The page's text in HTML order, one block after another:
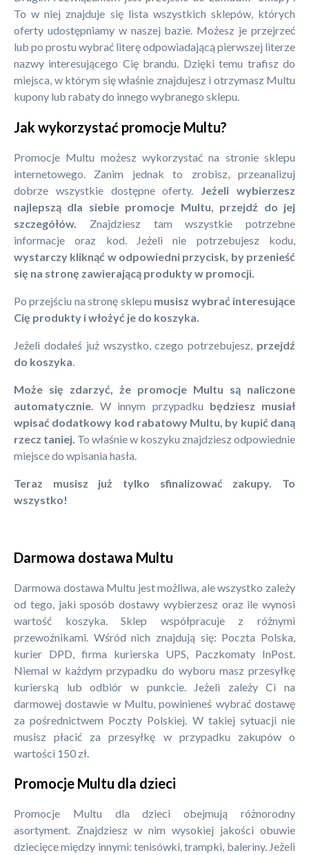
To w niej znajduje się lista wszystkich sklepów, których
oferty udostępniamy w naszej bazie. Możesz je przejrzeć
lub po prostu wybrać literę odpowiadającą pierwszej literze
nazwy interesującego Cię brandu. Dzięki temu trafisz do
miejsca, w którym się właśnie znajdujesz i otrzymasz Multu
kupony lub rabaty do innego wybranego sklepu.
Jak wykorzystać promocje Multu?
Promocje Multu możesz wykorzystać na stronie sklepu
internetowego. Zanim jednak to zrobisz, przeanalizuj
dobrze wszystkie dostępne oferty.
Jeżeli wybierzesz
najlepszą dla siebie promocje Multu, przejdź do jej
szczegółów. Znajdziesz tam wszystkie potrzebne
informacje oraz kod. Jeżeli nie potrzebujesz kodu,
wystarczy kliknąć w odpowiedni przycisk, by przenieść
się na stronę zawierającą produkty w promocji.
Po przejściu na stronę sklepu musisz wybrać interesujące
Cię produkty i włożyć je do koszyka.
Jeżeli dodałeś już wszystko, czego potrzebujesz, przejdź
do koszyka
Może się zdarzyć, że promocje Multu są naliczone
automatycznie.
W innym przypadku będziesz musiał
wpisać dodatkowy kod rabatowy Multu, by kupić daną
rzecz taniej. To właśnie w koszyku znajdziesz odpowiednie
miejsce do wpisania hasła.
Teraz musisz już tylko sfinalizować zakupy. To
wszystko!
Darmowa dostawa Multu
Darmowa dostawa Multu jest możliwa, ale wszystko zależy
od tego, jaki sposób dostawy wybierzesz oraz ile wynosi
wartość koszyka. Sklep współpracuje z różnymi
przewoźnikami. Wśród nich znajdują się: Poczta Polska,
kurier DPD, firma kurierska UPS, Paczkomaty InPost.
Niemal w każdym przypadku do wyboru masz przesyłkę
kurierską lub odbiór w punkcie. Jeżeli zależy Ci na
darmowej dostawie w Multu, powinieneś wybrać dostawę
za pośrednictwem Poczty Polskiej. W takiej sytuacji nie
musisz płacić za przesyłkę w przypadku zakupów o
wartości 150 zł.
Promocje Multu dla dzieci
Promocje Multu dla dzieci obejmują różnorodny
asortyment. Znajdziesz w nim wysokiej jakości obuwie
dziecięce między innymi: tenisówki, trampki, baleriny. Jeżeli